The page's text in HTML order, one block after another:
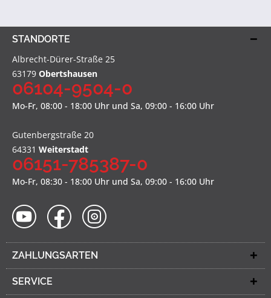
STANDORTE
Albrecht-Dürer-Straße 25
63179 Obertshausen
06104-9504-0
Mo-Fr, 08:00 - 18:00 Uhr und Sa, 09:00 - 16:00 Uhr
Gutenbergstraße 20
64331 Weiterstadt
06151-785387-0
Mo-Fr, 08:30 - 18:00 Uhr und Sa, 09:00 - 16:00 Uhr
ZAHLUNGSARTEN
SERVICE